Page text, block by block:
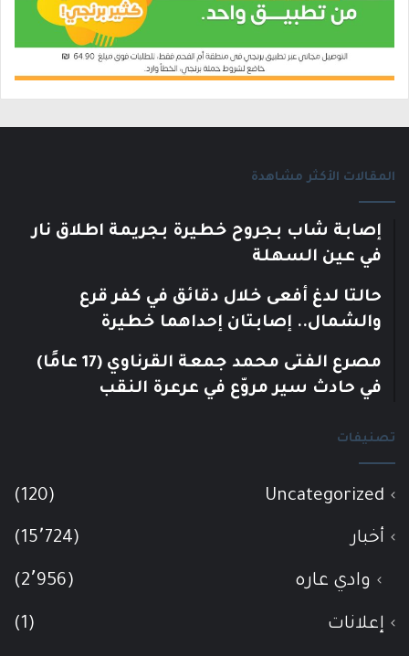
المقالات الأكثر مشاهدة
إصابة شاب بجروح خطيرة بجريمة اطلاق نار
في عين السهلة
حالتا لدغ أفعى خلال دقائق في كفر قرع
والشمال.. إصابتان إحداهما خطيرة
مصرع الفتى محمد جمعة القرناوي (17 عامًا)
في حادث سير مروّع في عرعرة النقب
تصنيفات
Uncategorized
(120)
أخبار (15٬724)
وادي عاره (2٬956)
إعلانات (1)